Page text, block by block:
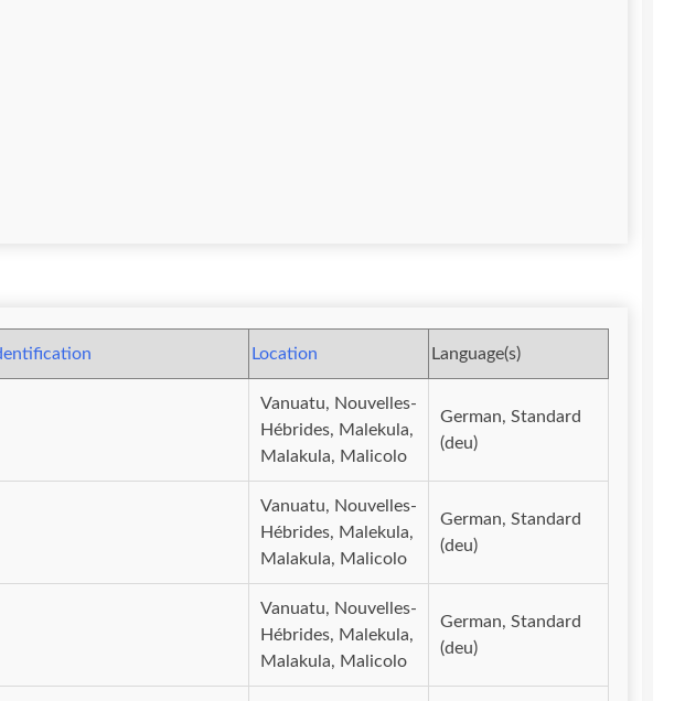
Location Language(s)
Vanuatu, Nouvelles-
Hébrides, Malekula,
Malakula, Malicolo
German, Standard
(deu)
Vanuatu, Nouvelles-
Hébrides, Malekula,
Malakula, Malicolo
German, Standard
(deu)
Vanuatu, Nouvelles-
Hébrides, Malekula,
Malakula, Malicolo
German, Standard
(deu)